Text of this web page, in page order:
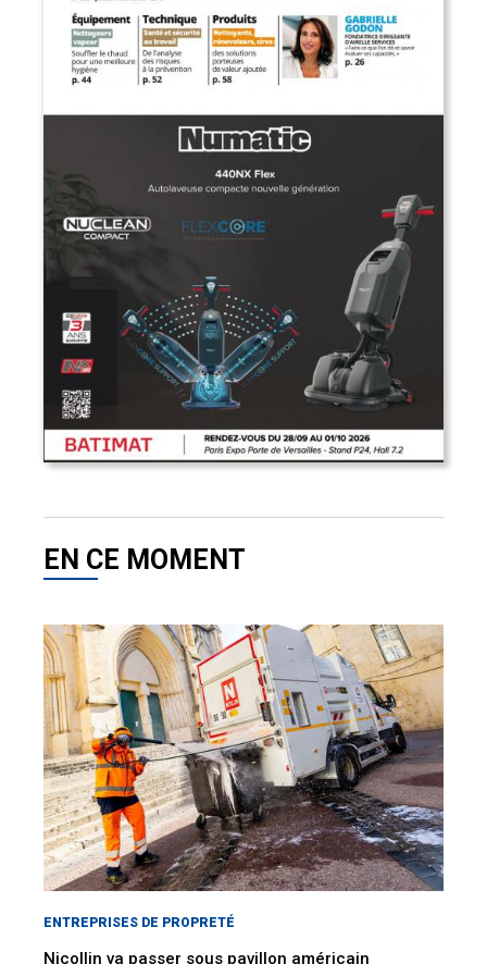
EN CE MOMENT
ENTREPRISES DE PROPRETÉ
Nicollin va passer sous pavillon américain